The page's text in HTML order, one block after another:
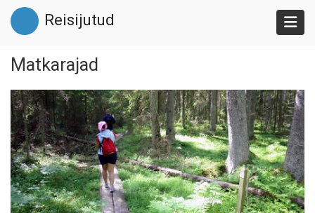
Liigu
edasi
põhisisu
Reisijutud
Matkarajad